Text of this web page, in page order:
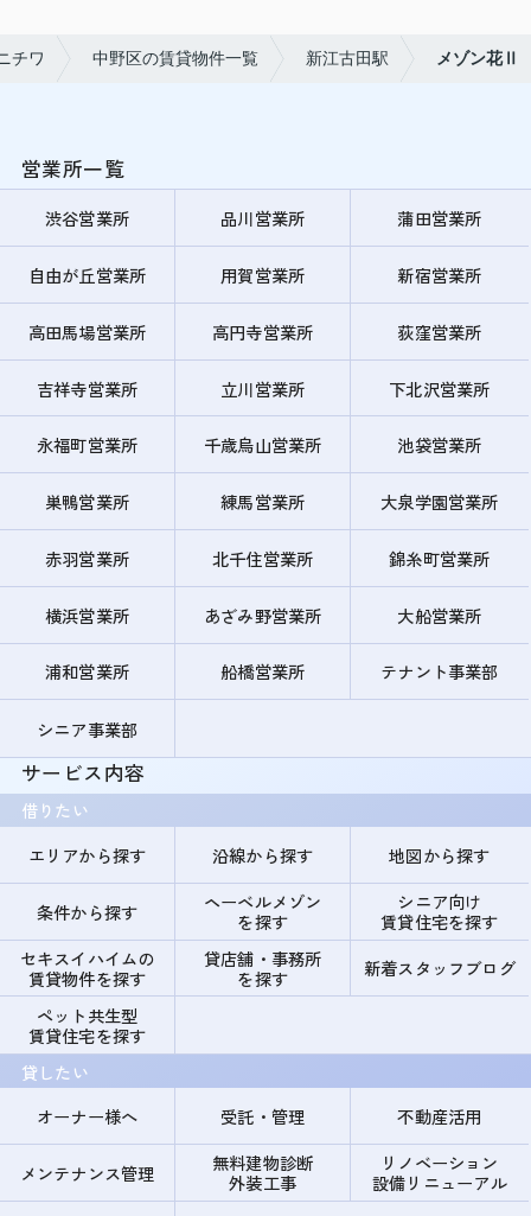
チワ 中野区の賃貸物件一覧 新江古田駅 メゾン花Ⅱ
営業所一覧
渋谷営業所 品川営業所 蒲田営業所
自由が丘営業所 用賀営業所 新宿営業所
高田馬場営業所 高円寺営業所 荻窪営業所
吉祥寺営業所 立川営業所 下北沢営業所
永福町営業所 千歳烏山営業所 池袋営業所
巣鴨営業所 練馬営業所 大泉学園営業所
赤羽営業所 北千住営業所 錦糸町営業所
横浜営業所 あざみ野営業所 大船営業所
浦和営業所 船橋営業所 テナント事業部
シニア事業部
サービス内容
借りたい
エリアから探す
沿線から探す 地図から探す
条件から探す
ヘーベルメゾン
を探す
シニア向け
賃貸住宅を探す
セキスイハイムの
賃貸物件を探す
貸店舗・事務所
を探す
新着スタッフブログ
ペット共生型
賃貸住宅を探す
貸したい
オーナー様へ
受託・管理 不動産活用
メンテナンス管理
無料建物診断
外装工事
リノベーション
設備リニューアル